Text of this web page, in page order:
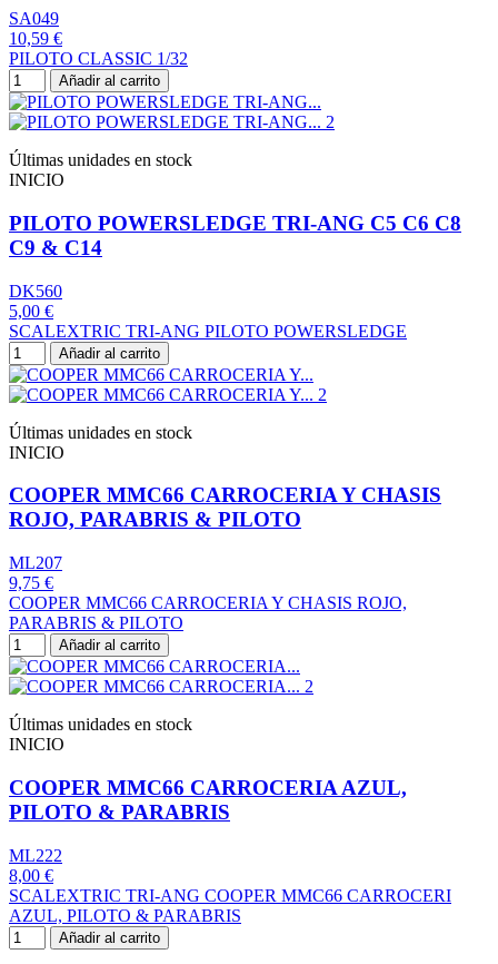
SA049
10,59 €
PILOTO CLASSIC 1/32
Añadir al carrito
Últimas unidades en stock
INICIO
PILOTO POWERSLEDGE TRI-ANG C5 C6 C8
C9 & C14
DK560
5,00 €
SCALEXTRIC TRI-ANG PILOTO POWERSLEDGE
Añadir al carrito
Últimas unidades en stock
INICIO
COOPER MMC66 CARROCERIA Y CHASIS
ROJO, PARABRIS & PILOTO
ML207
9,75 €
COOPER MMC66 CARROCERIA Y CHASIS ROJO,
PARABRIS & PILOTO
Añadir al carrito
Últimas unidades en stock
INICIO
COOPER MMC66 CARROCERIA AZUL,
PILOTO & PARABRIS
ML222
8,00 €
SCALEXTRIC TRI-ANG COOPER MMC66 CARROCERI
AZUL, PILOTO & PARABRIS
Añadir al carrito